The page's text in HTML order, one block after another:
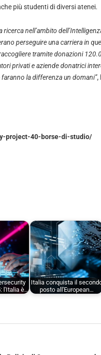
più studenti di diversi atenei.
nell’ambito
perseguire una carriera in
tramite donazioni
privati e aziende donatrici
la differenza un domani”,
project-40-borse-di-studio/
l'Italia è…
Italia conquista il
posto all'European…